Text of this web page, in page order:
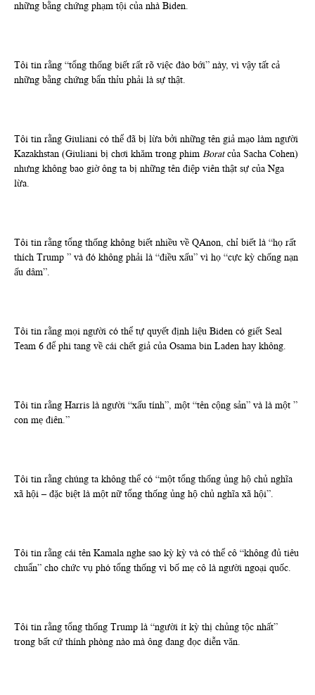
những bằng chứng phạm tội của nhà Biden.
Tôi tin rằng “tổng thống biết rất rõ việc đào bới” này, vì vậy tất cả
những bằng chứng bẩn thỉu phải là sự thật.
Tôi tin rằng Giuliani có thể đã bị lừa bởi những tên giả mạo làm người
Kazakhstan (Giuliani bị chơi khăm trong phim Boratcủa Sacha Cohen)
nhưng không bao giờ ông ta bị những tên điệp viên thật sự của Nga
lừa.
Tôi tin rằng tổng thống không biết nhiều về QAnon, chỉ biết là “họ rất
thích Trump ” và đó không phải là “điều xấu” vì họ “cực kỳ chống nạn
ấu dâm”.
Tôi tin rằng mọi người có thể tự quyết định liệu Biden có giết Seal
Team 6 để phi tang về cái chết giả của Osama bin Laden hay không.
Tôi tin rằng Harris là người “xấu tính”, một “tên cộng sản” và là một ”
con mẹ điên.”
Tôi tin rằng chúng ta không thể có “một tổng thống ủng hộ chủ nghĩa
xã hội – đặc biệt là một nữ tổng thống ủng hộ chủ nghĩa xã hội”.
Tôi tin rằng cái tên Kamala nghe sao kỳ kỳ và có thể cô “không đủ tiêu
chuẩn” cho chức vụ phó tổng thống vì bố mẹ cô là người ngoại quốc.
Tôi tin rằng tổng thống Trump là “người ít kỳ thị chủng tộc nhất”
trong bất cứ thính phòng nào mà ông đang đọc diễn văn.